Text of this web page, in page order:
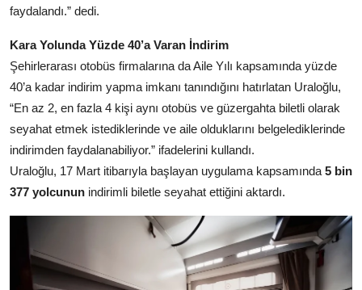
faydalandı.” dedi.
Kara Yolunda Yüzde 40’a Varan İndirim
Şehirlerarası otobüs firmalarına da Aile Yılı kapsamında yüzde
40’a kadar indirim yapma imkanı tanındığını hatırlatan Uraloğlu,
“En az 2, en fazla 4 kişi aynı otobüs ve güzergahta biletli olarak
seyahat etmek istediklerinde ve aile olduklarını belgelediklerinde
indirimden faydalanabiliyor.” ifadelerini kullandı.
Uraloğlu, 17 Mart itibarıyla başlayan uygulama kapsamında5 bin
377 yolcunun indirimli biletle seyahat ettiğini aktardı.